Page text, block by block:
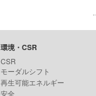
環境・CSR
CSR
モーダルシフト
再生可能エネルギー
安全